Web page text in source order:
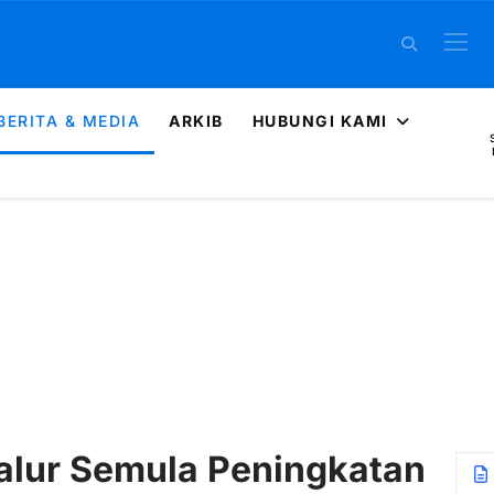
& MEDIA ARKIB HUBUNGI KAMI
Semula Peningkatan